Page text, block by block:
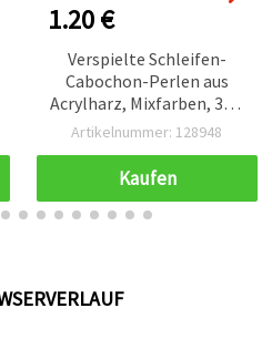
1.20 €
Verspielte Schleifen-
Cabochon-Perlen aus
Acrylharz, Mixfarben, 33 x
23 x 5 mm – 5er-Set –
Schmuck, Accessoires &
kreative DIY-Projekte
Artikelnummer: 128948
Kaufen